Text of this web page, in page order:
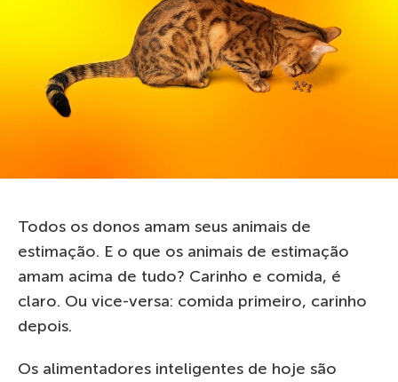
Todos os donos amam seus animais de
estimação. E o que os animais de estimação
amam acima de tudo? Carinho e comida, é
claro. Ou vice-versa: comida primeiro, carinho
depois.
Os alimentadores inteligentes de hoje são